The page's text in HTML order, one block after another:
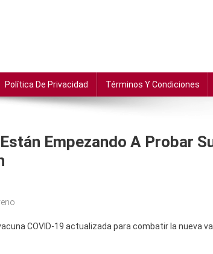
Política De Privacidad Términos Y Condiciones
Empezando A Probar
COVID-19 actualizada para combatir la nueva